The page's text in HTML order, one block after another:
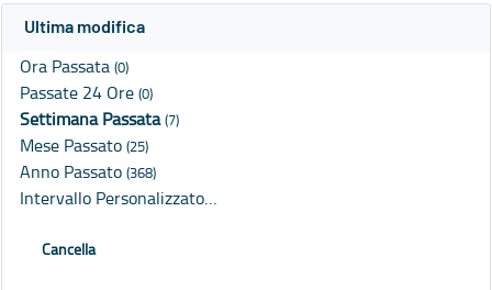
Ultima modifica
Ora Passata (0)
Passate 24 Ore (0)
Settimana Passata(7)
Mese Passato (25)
Anno Passato (368)
Intervallo Personalizzato…
Cancella